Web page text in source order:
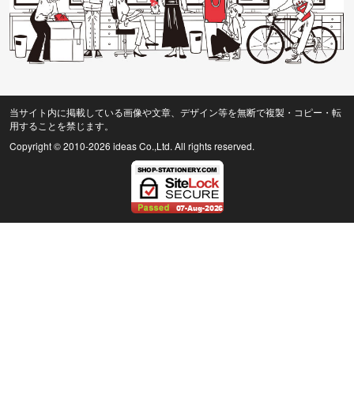
当サイト内に掲載している画像や文章、デザイン等を無断で複製・コピー・転
用することを禁じます。
Copyright © 2010-2026 ideas Co.,Ltd. All rights reserved.